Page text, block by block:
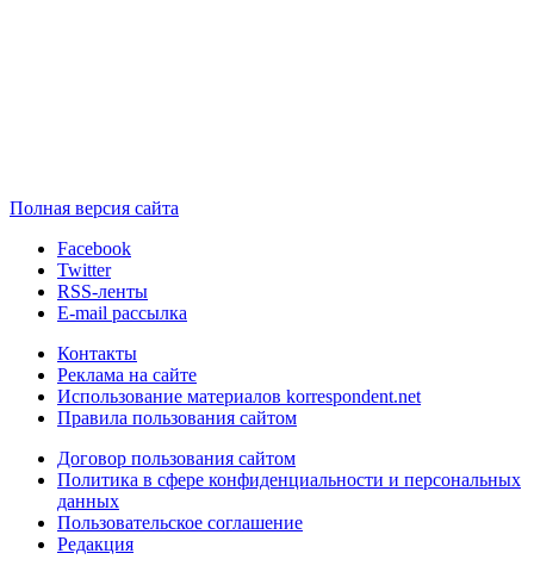
Полная версия сайта
Facebook
Twitter
RSS-ленты
E-mail рассылка
Контакты
Реклама на сайте
Использование материалов korrespondent.net
Правила пользования сайтом
Договор пользования сайтом
Политика в сфере конфиденциальности и персональных
данных
Пользовательское соглашение
Редакция